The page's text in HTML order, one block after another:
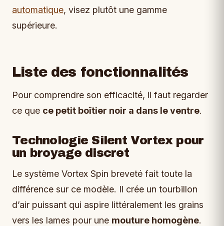
automatique, visez plutôt une gamme
supérieure.
Liste des fonctionnalités
Pour comprendre son efficacité, il faut regarder
ce que ce petit boîtier noir a dans le ventre.
Technologie Silent Vortex pour
un broyage discret
Le système Vortex Spin breveté fait toute la
différence sur ce modèle. Il crée un tourbillon
d’air puissant qui aspire littéralement les grains
vers les lames pour une mouture homogène.